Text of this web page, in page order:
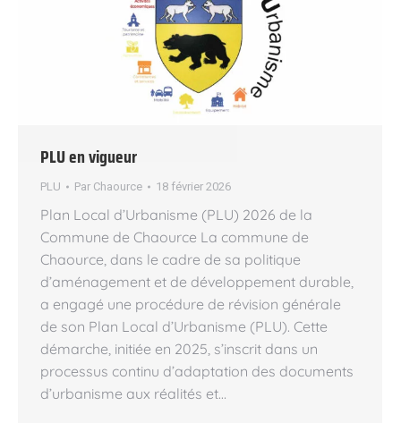
PLU en vigueur
PLU Par Chaource 18 février 2026
Plan Local d’Urbanisme (PLU) 2026 de la
Commune de Chaource La commune de
Chaource, dans le cadre de sa politique
d’aménagement et de développement durable,
a engagé une procédure de révision générale
de son Plan Local d’Urbanisme (PLU). Cette
démarche, initiée en 2025, s’inscrit dans un
processus continu d’adaptation des documents
d’urbanisme aux réalités et…